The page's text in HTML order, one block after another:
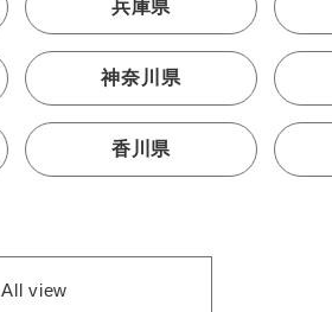
兵庫県
神奈川県
香川県
All view